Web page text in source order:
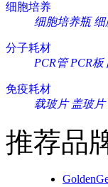
细胞培养
细胞培养瓶 细
分子耗材
PCR管 PCR板
免疫耗材
载玻片 盖玻片
推荐品